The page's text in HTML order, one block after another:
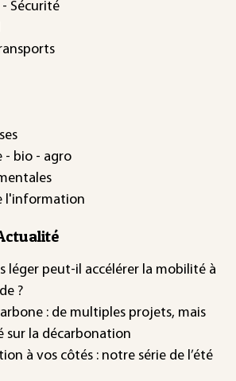
Sécurité
- bio - agro
l'information
léger peut-il accélérer la mobilité à
?
: de multiples projets, mais
sur la décarbonation
à vos côtés : notre série de l’été